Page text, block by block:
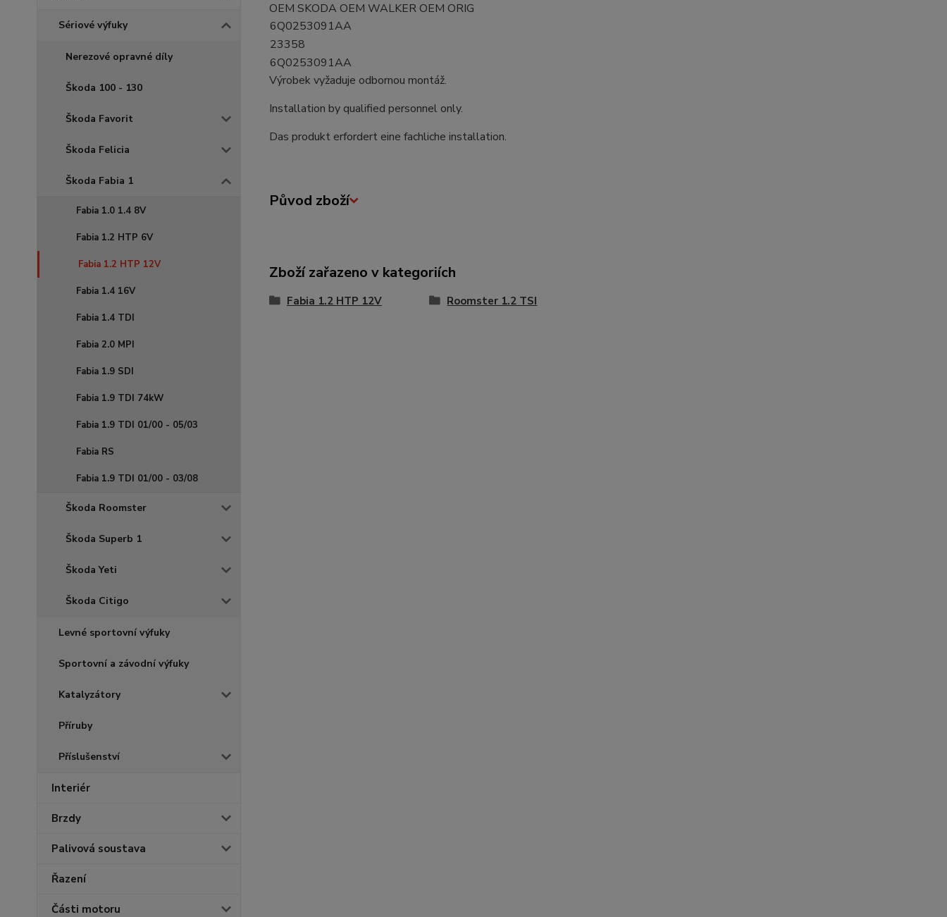
Sériové výfuky
Nerezové opravné díly
Škoda 100 - 130
Škoda Favorit
Škoda Felicia
Škoda Fabia 1
Fabia 1.0 1.4 8V
Fabia 1.2 HTP 6V
Fabia 1.2 HTP 12V
Fabia 1.4 16V
Fabia 1.4 TDI
Fabia 2.0 MPI
Fabia 1.9 SDI
Fabia 1.9 TDI 74kW
Fabia 1.9 TDI 01/00 - 05/03
Fabia RS
Fabia 1.9 TDI 01/00 - 03/08
Škoda Roomster
Škoda Superb 1
Škoda Yeti
Škoda Citigo
Levné sportovní výfuky
Sportovní a závodní výfuky
Katalyzátory
Příruby
Příslušenství
Interiér
Brzdy
Palivová soustava
Řazení
Části motoru
OEM SKODA OEM WALKER OEM ORIG
6Q0253091AA
23358
6Q0253091AA
Výrobek vyžaduje odbornou montáž.
Installation by qualified personnel only.
Das produkt erfordert eine fachliche installation.
Původ zboží
Zboží zařazeno v kategoriích
Fabia 1.2 HTP 12V Roomster 1.2 TSI